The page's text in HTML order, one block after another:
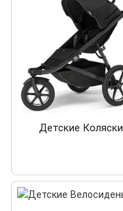
Детские Коляски